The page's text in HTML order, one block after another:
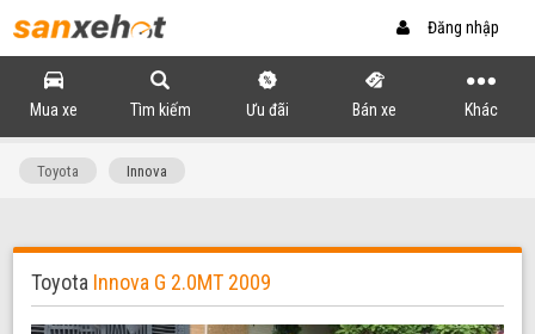
Đăng nhập
Mua xe Tìm kiếm Ưu đãi Bán xe Khác
Toyota Innova
Toyota Innova G 2.0MT 2009